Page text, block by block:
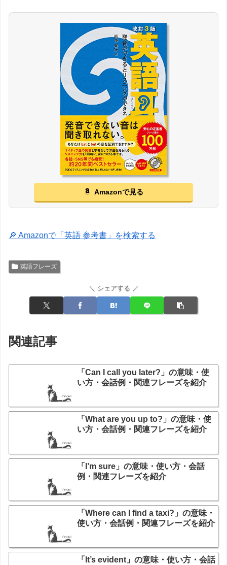
Amazonで見る
🔎 Amazonで「英語 参考書」を検索する
英語フレーズ
＼ シェアする ／
関連記事
「Can I call you later?」の意味・使
い方・会話例・関連フレーズを紹介
「What are you up to?」の意味・使
い方・会話例・関連フレーズを紹介
「I’m sure」の意味・使い方・会話
例・関連フレーズを紹介
「Where can I find a taxi?」の意味・
使い方・会話例・関連フレーズを紹介
「It’s evident」の意味・使い方・会話